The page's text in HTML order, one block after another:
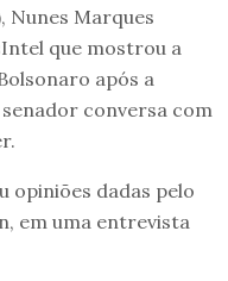
Nunes Marques
que mostrou a
após a
conversa com
opiniões dadas pelo
em uma entrevista